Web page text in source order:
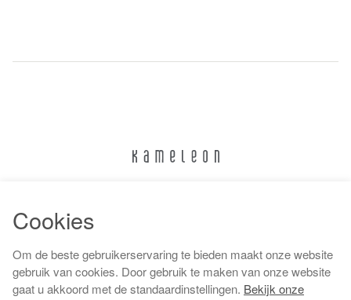
Algemene voorwaarden
Cookies
Om de beste gebruikerservaring te bieden maakt onze website
gebruik van cookies. Door gebruik te maken van onze website
gaat u akkoord met de standaardinstellingen. Bekijk onze